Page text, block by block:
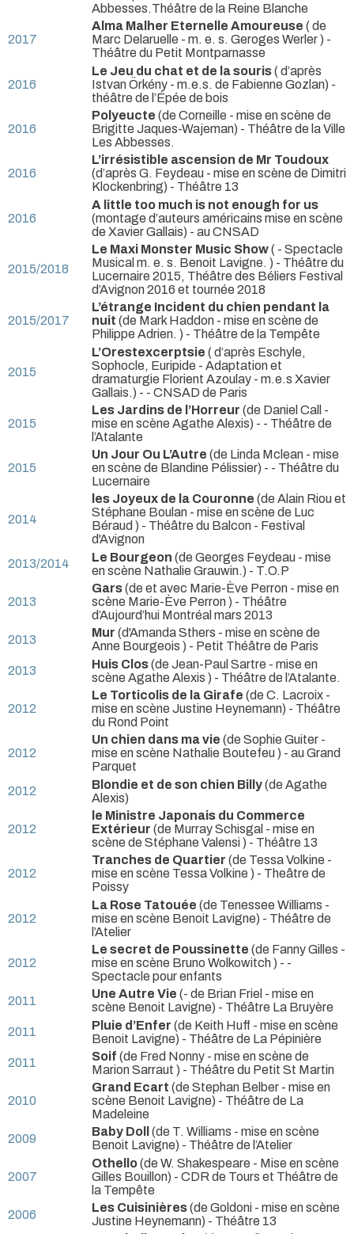
Abbesses.Théâtre de la Reine Blanche
2017
Alma Malher Eternelle Amoureuse ( de
Marc Delaruelle - m. e. s. Geroges Werler ) -
Théâtre du Petit Montparnasse
2016
Le Jeu du chat et de la souris( d’après
Istvan Örkény - m.e.s. de Fabienne Gozlan) -
théâtre de l’Épée de bois
2016
Polyeucte (de Corneille - mise en scène de
Brigitte Jaques-Wajeman) - Théâtre de la Ville
Les Abbesses.
2016
L’irrésistible ascension de Mr Toudoux
(d’après G. Feydeau - mise en scène de Dimitri
Klockenbring) - Théâtre 13
2016
A little too much is not enough for us
(montage d’auteurs américains mise en scène
de Xavier Gallais) - au CNSAD
2015/2018
Le Maxi Monster Music Show( - Spectacle
Musical m. e. s. Benoit Lavigne. ) - Théâtre du
Lucernaire 2015, Théâtre des Béliers Festival
d’Avignon 2016 et tournée 2018
2015/2017
L’étrange Incident du chien pendant la
nuit (de Mark Haddon - mise en scène de
Philippe Adrien. ) - Théâtre de la Tempête
2015
L’Orestexcerptsie ( d’après Eschyle,
Sophocle, Euripide - Adaptation et
dramaturgie Florient Azoulay - m.e.s Xavier
Gallais.) - - CNSAD de Paris
2015
Les Jardins de l’Horreur (de Daniel Call -
mise en scène Agathe Alexis) - - Théâtre de
l’Atalante
2015
Un Jour Ou L’Autre (de Linda Mclean - mise
en scène de Blandine Pélissier) - - Théâtre du
Lucernaire
2014
les Joyeux de la Couronne (de Alain Riou et
Stéphane Boulan - mise en scène de Luc
Béraud ) - Théâtre du Balcon - Festival
d'Avignon
2013/2014
Le Bourgeon (de Georges Feydeau - mise
en scène Nathalie Grauwin.) - T.O.P
2013
Gars(de et avec Marie-Ève Perron - mise en
scène Marie-Ève Perron ) - Théâtre
d’Aujourd’hui Montréal mars 2013
2013
Mur (d'Amanda Sthers - mise en scène de
Anne Bourgeois ) - Petit Théâtre de Paris
2013
Huis Clos(de Jean-Paul Sartre - mise en
scène Agathe Alexis ) - Théâtre de l’Atalante.
2012
Le Torticolis de la Girafe (de C. Lacroix -
mise en scène Justine Heynemann) - Théâtre
du Rond Point
2012
Un chien dans ma vie (de Sophie Guiter -
mise en scène Nathalie Boutefeu ) - au Grand
Parquet
2012
Blondie et de son chien Billy(de Agathe
Alexis)
2012
le Ministre Japonais du Commerce
Extérieur (de Murray Schisgal - mise en
scène de Stéphane Valensi ) - Théâtre 13
2012
Tranches de Quartier (de Tessa Volkine -
mise en scène Tessa Volkine ) - Theâtre de
Poissy
2012
La Rose Tatouée (de Tenessee Williams -
mise en scène Benoit Lavigne) - Théâtre de
l’Atelier
2012
Le secret de Poussinette (de Fanny Gilles -
mise en scène Bruno Wolkowitch ) - -
Spectacle pour enfants
2011
Une Autre Vie (- de Brian Friel - mise en
scène Benoit Lavigne) - Théâtre La Bruyère
2011
Pluie d’Enfer (de Keith Huff - mise en scène
Benoit Lavigne) - Théâtre de La Pépinière
2011
Soif (de Fred Nonny - mise en scène de
Marion Sarraut ) - Théâtre du Petit St Martin
2010
Grand Ecart (de Stephan Belber - mise en
scène Benoit Lavigne) - Théâtre de La
Madeleine
2009
Baby Doll (de T. Williams - mise en scène
Benoit Lavigne) - Théâtre de l’Atelier
2007
Othello(de W. Shakespeare - Mise en scène
Gilles Bouillon) - CDR de Tours et Théâtre de
la Tempête
2006
Les Cuisinières(de Goldoni - mise en scène
Justine Heynemann) - Théâtre 13